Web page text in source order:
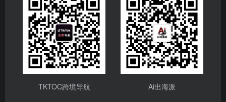
TKTOC跨境导航 Ai出海派